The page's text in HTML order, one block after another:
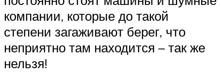
компании, которые до такой
степени загаживают берег, что
неприятно там находится – так же
нельзя!